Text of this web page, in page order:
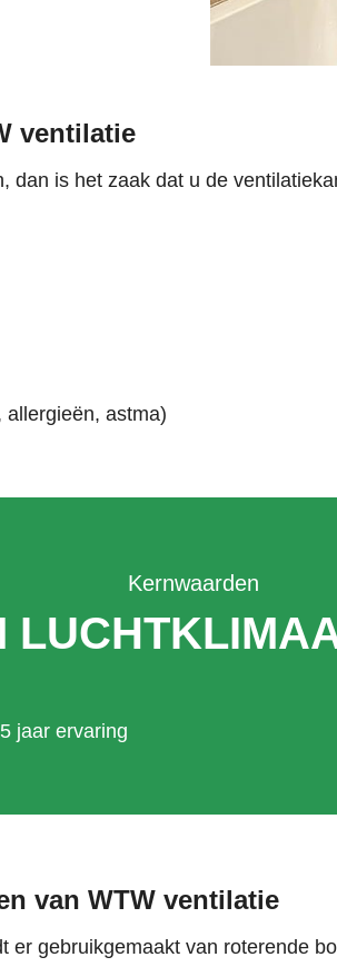
ventilatie
is het zaak dat u de
astma)
Kernwaarden
jaar ervaring
van WTW ventilatie
gebruikgemaakt van roterende